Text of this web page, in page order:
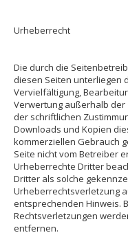
Urheberrecht
Die durch die
diesen Seiten unterliegen
Vervielfältigung,
Verwertung außerhalb
der schriftlichen
Downloads und Kopien
kommerziellen Gebrauch
Seite nicht vom Betreiber
Urheberrechte Dritter
Dritter als solche
Urheberrechtsverletzung
entsprechenden Hinweis.
Rechtsverletzungen
entfernen.